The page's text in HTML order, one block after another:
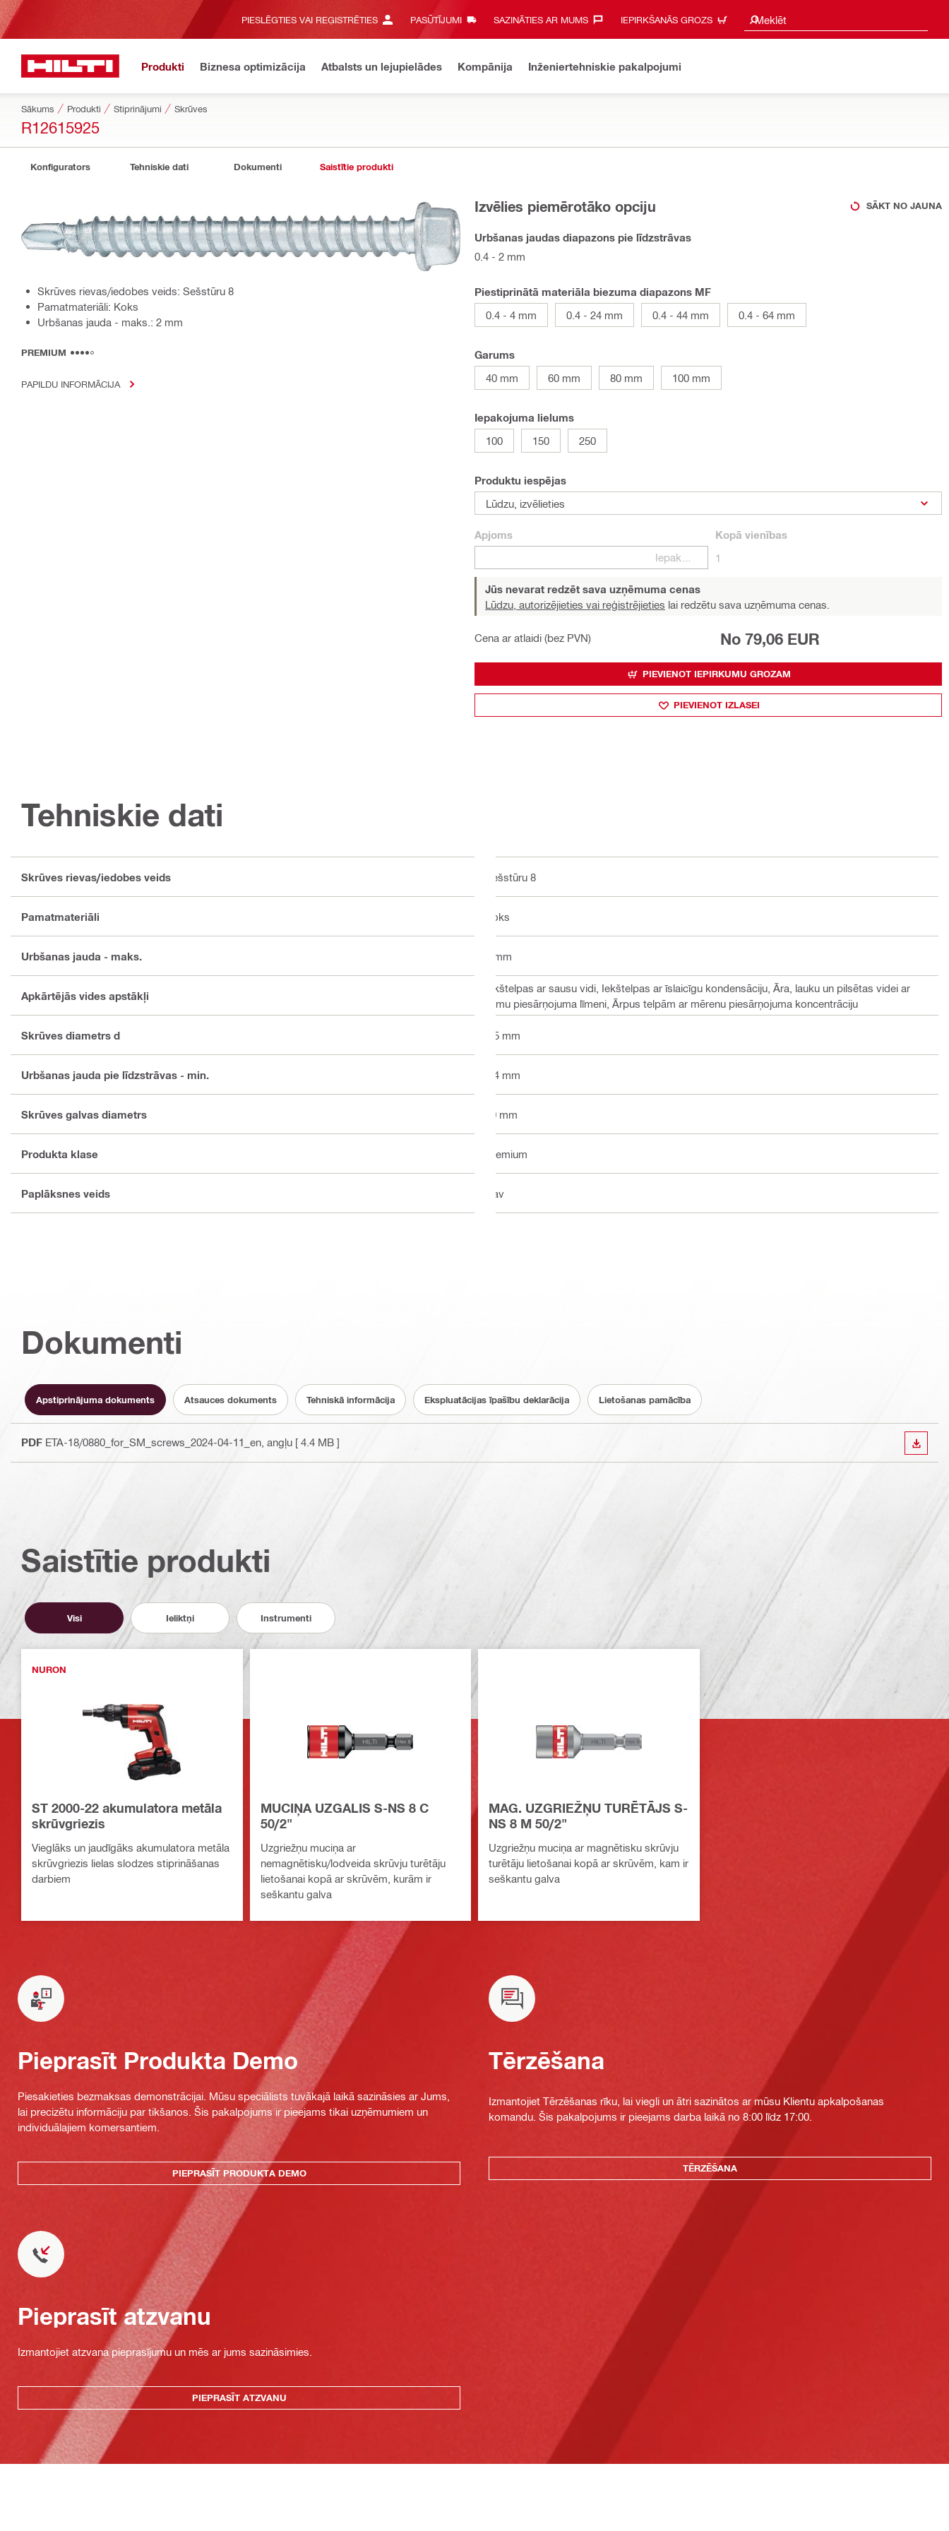
PIESLĒGTIES VAI REĢISTRĒTIES PASŪTĪJUMI SAZINĀTIES AR MUMS‎ IEPIRKŠANĀS GROZS Meklēt
Meklēšanas ieteikumi
Produkti Biznesa optimizācija Atbalsts un lejupielādes Kompānija Inženiertehniskie pakalpojumi
Sākums Produkti Stiprinājumi Skrūves
R12615925
Konfigurators Tehniskie dati Dokumenti Saistītie produkti
Skrūves rievas/iedobes veids: Sešstūru 8
Pamatmateriāli: Koks
Urbšanas jauda - maks.: 2 mm
PREMIUM
PAPILDU INFORMĀCIJA
Izvēlies piemērotāko opciju SĀKT NO JAUNA
Urbšanas jaudas diapazons pie līdzstrāvas
0.4 - 2 mm
Piestiprinātā materiāla biezuma diapazons MF
0.4 - 4 mm
0.4 - 24 mm 0.4 - 44 mm 0.4 - 64 mm
Garums
40 mm
60 mm 80 mm 100 mm
Iepakojuma lielums
100
150 250
Produktu iespējas
Lūdzu, izvēlieties
Apjoms
Kopā vienības
1
Jūs nevarat redzēt sava uzņēmuma cenas
Lūdzu, autorizējieties vai reģistrējieties lai redzētu sava uzņēmuma cenas.
Cena ar atlaidi (bez PVN) No 79,06 EUR
PIEVIENOT IEPIRKUMU GROZAM
PIEVIENOT IZLASEI
Tehniskie dati
Skrūves rievas/iedobes veids Sešstūru 8
Pamatmateriāli Koks
Urbšanas jauda - maks. 2 mm
Apkārtējās vides apstākļi
Iekštelpas ar sausu vidi, Iekštelpas ar īslaicīgu kondensāciju, Āra, lauku un pilsētas videi ar
zemu piesārņojuma līmeni, Ārpus telpām ar mērenu piesārņojuma koncentrāciju
Skrūves diametrs d 6.5 mm
Urbšanas jauda pie līdzstrāvas - min. 0.4 mm
Skrūves galvas diametrs 10 mm
Produkta klase Premium
Paplāksnes veids Nav
Dokumenti
Apstiprinājuma dokuments Atsauces dokuments Tehniskā informācija Ekspluatācijas īpašību deklarācija Lietošanas pamācība
PDF ETA-18/0880_for_SM_screws_2024-04-11_en , angļu [ 4.4 MB ]
Saistītie produkti
Visi Ieliktņi Instrumenti
NURON
ST 2000-22 akumulatora metāla
skrūvgriezis
Vieglāks un jaudīgāks akumulatora metāla
skrūvgriezis lielas slodzes stiprināšanas
darbiem
MUCIŅA UZGALIS S-NS 8 C
50/2"
Uzgriežņu muciņa ar
nemagnētisku/lodveida skrūvju turētāju
lietošanai kopā ar skrūvēm, kurām ir
seškantu galva
MAG. UZGRIEŽŅU TURĒTĀJS S-
NS 8 M 50/2"
Uzgriežņu muciņa ar magnētisku skrūvju
turētāju lietošanai kopā ar skrūvēm, kam ir
seškantu galva
Pieprasīt Produkta Demo
Piesakieties bezmaksas demonstrācijai. Mūsu speciālists tuvākajā laikā sazināsies ar Jums,
lai precizētu informāciju par tikšanos. Šis pakalpojums ir pieejams tikai uzņēmumiem un
individuālajiem komersantiem.
PIEPRASĪT PRODUKTA DEMO
Tērzēšana
Izmantojiet Tērzēšanas rīku, lai viegli un ātri sazinātos ar mūsu Klientu apkalpošanas
komandu. Šis pakalpojums ir pieejams darba laikā no 8:00 līdz 17:00.
TĒRZĒŠANA
Pieprasīt atzvanu
Izmantojiet atzvana pieprasījumu un mēs ar jums sazināsimies.
PIEPRASĪT ATZVANU